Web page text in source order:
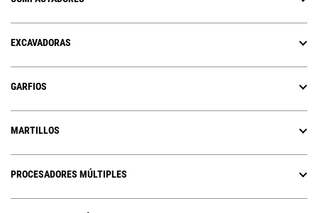
EXCAVADORAS
GARFIOS
MARTILLOS
PROCESADORES MÚLTIPLES